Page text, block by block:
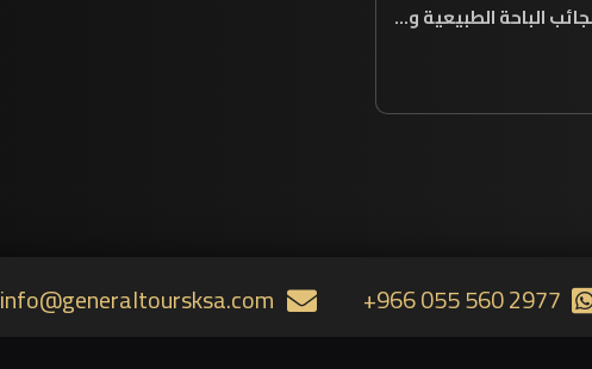
استكشف عجائب الباحة الطبيعية وتاريخها
+966 055 560 2977
info@generaltoursksa.com